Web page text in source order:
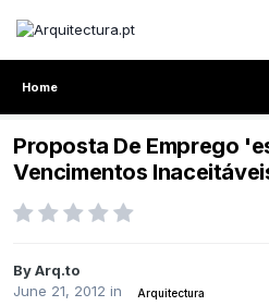
Home
Proposta De Emprego
Vencimentos
ByArq.to
June 21, 2012 in Arquitectura